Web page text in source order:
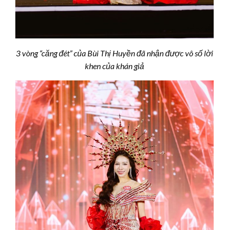
3 vòng “căng đét” của Bùi Thị Huyền đã nhận được vô số lời
khen của khán giả